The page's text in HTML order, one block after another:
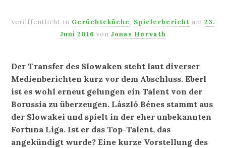
veröffentlicht in Gerüchteküche, Spielerbericht am 23.
Juni 2016 von Jonas Horvath
Der Transfer des Slowaken steht laut diverser
Medienberichten kurz vor dem Abschluss. Eberl
ist es wohl erneut gelungen ein Talent von der
Borussia zu überzeugen. László Bénes stammt aus
der Slowakei und spielt in der eher unbekannten
Fortuna Liga. Ist er das Top-Talent, das
angekündigt wurde? Eine kurze Vorstellung des